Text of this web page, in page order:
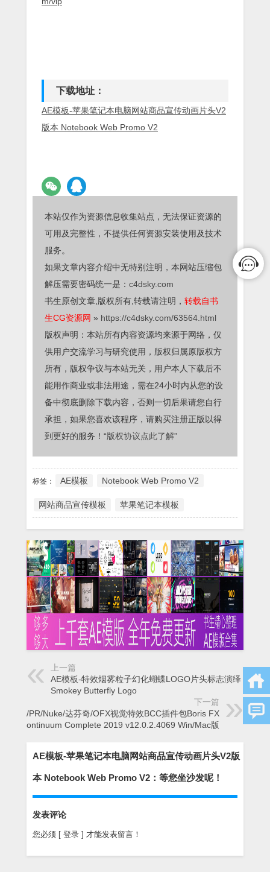
下载地址：
AE模板-苹果笔记本电脑网站商品宣传动画片头V2
版本 Notebook Web Promo V2
本站仅作为资源信息收集站点，无法保证资源的
可用及完整性，不提供任何资源安装使用及技术
服务。
如果文章内容介绍中无特别注明，本网站压缩包
解压需要密码统一是： c4dsky.com
书生原创文章,版权所有,转载请注明， 转载自书
生CG资源网 » https://c4dsky.com/63564.html
版权声明：本站所有内容资源均来源于网络，仅
供用户交流学习与研究使用，版权归属原版权方
所有，版权争议与本站无关，用户本人下载后不
能用作商业或非法用途，需在24小时内从您的设
备中彻底删除下载内容，否则一切后果请您自行
承担，如果您喜欢该程序，请购买注册正版以得
到更好的服务！ “版权协议点此了解”
标签： AE模板 Notebook Web Promo V2
网站商品宣传模板 苹果笔记本模板
上一篇
AE模板-特效烟雾粒子幻化蝴蝶LOGO片头标志演绎
Smokey Butterfly Logo
下一篇
AE/PR/Nuke/达芬奇/OFX视觉特效BCC插件包Boris FX
Continuum Complete 2019 v12.0.2.4069 Win/Mac版
AE模板-苹果笔记本电脑网站商品宣传动画片头V2版
本 Notebook Web Promo V2：等您坐沙发呢！
发表评论
您必须 [ 登录 ] 才能发表留言！